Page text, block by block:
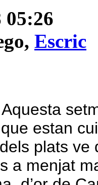
05:26
Escric
estan
plats
a menjat